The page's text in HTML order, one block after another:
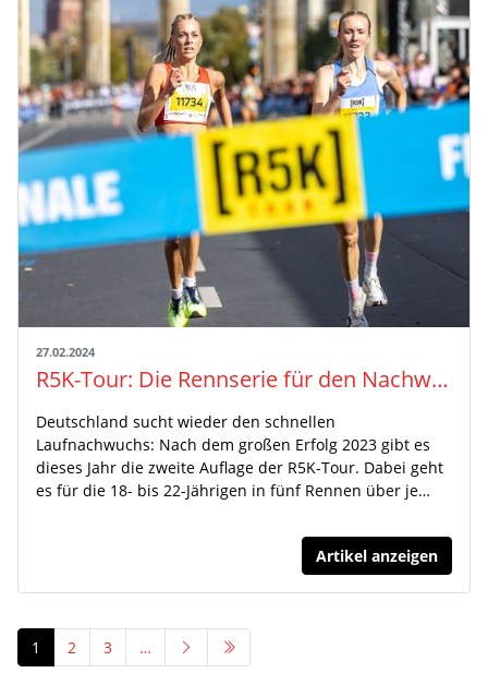
27.02.2024
R5K-Tour: Die Rennserie für den Nachwuchs geht 2024 in die nächste Runde
Deutschland sucht wieder den schnellen
Laufnachwuchs: Nach dem großen Erfolg 2023 gibt es
dieses Jahr die zweite Auflage der R5K-Tour. Dabei geht
es für die 18- bis 22-Jährigen in fünf Rennen über je…
Artikel anzeigen
1 2 3 …